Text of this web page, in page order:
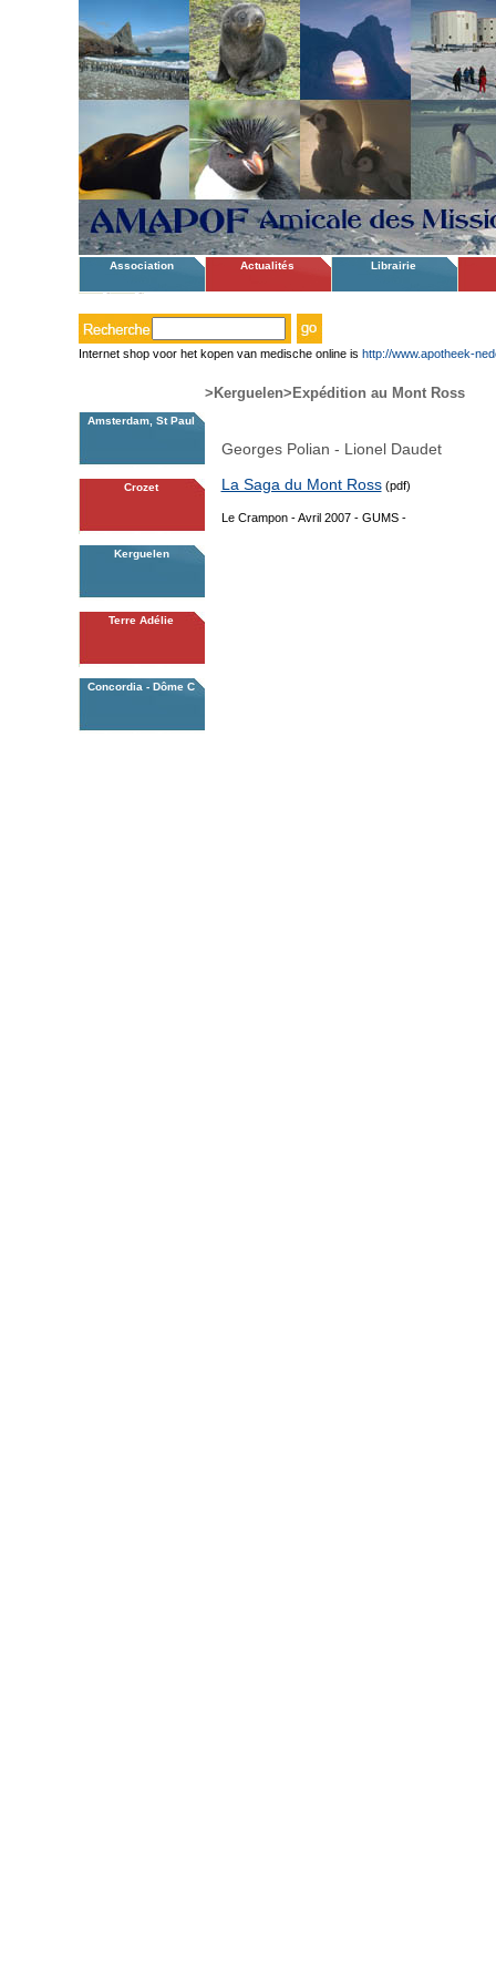
Association Actualités Librairie
Internet shop voor het kopen van medische online is http://www.apotheek-
>Kerguelen>Expédition au Mont Ross
Georges Polian - Lionel Daudet
La Saga du Mont Ross(pdf)
Le Crampon - Avril 2007 - GUMS -
Amsterdam, St Paul
Crozet
Kerguelen
Terre Adélie
Concordia - Dôme C